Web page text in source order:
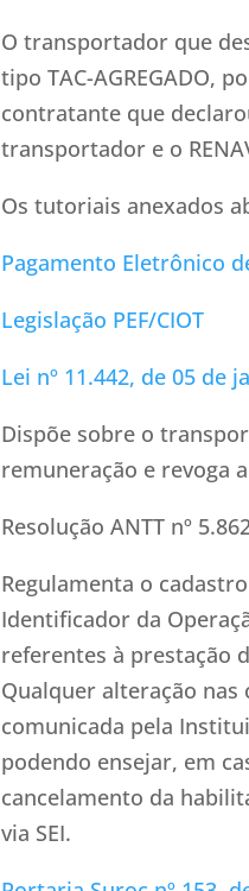
O transportador que
tipo TAC-AGREGADO,
contratante que
transportador e o
Os tutoriais anexados
Pagamento Eletrônico
Legislação PEF/CIOT
Lei nº 11.442, de 05 de
Dispõe sobre o
remuneração e revoga
Resolução ANTT nº
Regulamenta o
Identificador da
referentes à prestação
Qualquer alteração nas
comunicada pela
podendo ensejar, em
cancelamento da
via SEI.